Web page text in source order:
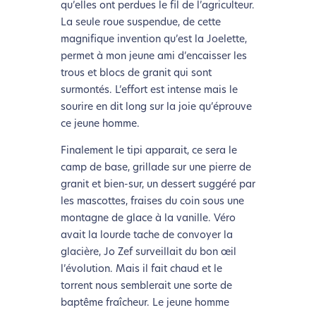
qu’elles ont perdues le fil de l’agriculteur.
La seule roue suspendue, de cette
magnifique invention qu’est la Joelette,
permet à mon jeune ami d’encaisser les
trous et blocs de granit qui sont
surmontés. L’effort est intense mais le
sourire en dit long sur la joie qu’éprouve
ce jeune homme.
Finalement le tipi apparait, ce sera le
camp de base, grillade sur une pierre de
granit et bien-sur, un dessert suggéré par
les mascottes, fraises du coin sous une
montagne de glace à la vanille. Véro
avait la lourde tache de convoyer la
glacière, Jo Zef surveillait du bon œil
l’évolution. Mais il fait chaud et le
torrent nous semblerait une sorte de
baptême fraîcheur. Le jeune homme